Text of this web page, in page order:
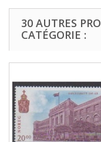
30 AUTRES
CATÉGORIE :